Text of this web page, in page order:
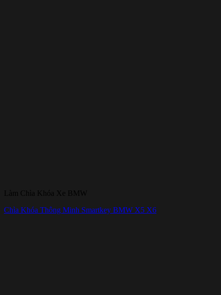
Làm Chìa Khóa Xe BMW
Chìa Khóa Thông Minh Smartkey BMW X5 X6